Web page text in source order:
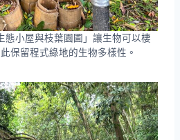
態小屋與枝葉園圃」讓生物可以棲
保留程式綠地的生物多樣性。